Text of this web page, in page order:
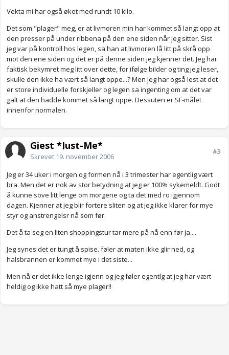
Vekta mi har også øket med rundt 10 kilo.
Det som "plager" meg, er at livmoren min har kommet så langt opp at
den presser på under ribbena på den ene siden når jeg sitter. Sist
jeg var på kontroll hos legen, sa han at livmoren lå litt på skrå opp
mot den ene siden og det er på denne siden jeg kjenner det. Jeg har
faktisk bekymret meg litt over dette, for ifølge bilder og ting jeg leser,
skulle den ikke ha vært så langt oppe...? Men jeg har også lest at det
er store individuelle forskjeller og legen sa ingenting om at det var
galt at den hadde kommet så langt oppe. Dessuten er SF-målet
innenfor normalen.
Gjest *Just-Me*
Skrevet 19. november 2006
#3
Jeg er 34 uker i morgen og formen nå i 3 trimester har egentlig vært
bra. Men det er nok av stor betydning at jeg er 100% sykemeldt. Godt
å kunne sove litt lenge om morgene og ta det med ro igjennom
dagen. Kjenner at jeg blir fortere sliten og at jeg ikke klarer for mye
styr og anstrengelsr nå som før.
Det å ta seg en liten shoppingstur tar mere på nå enn før ja....
Jeg synes det er tungt å spise. føler at maten ikke glir ned, og
halsbrannen er kommet mye i det siste...
Men nå er det ikke lenge igjenn og jeg føler egentlg at jeg har vært
heldig og ikke hatt så mye plager!!